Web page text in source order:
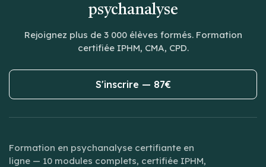
psychanalyse
Rejoignez plus de 3 000 élèves formés. Formation
certifiée IPHM, CMA, CPD.
S'inscrire — 87€
Formation en psychanalyse certifiante en
ligne — 10 modules complets, certifiée IPHM,